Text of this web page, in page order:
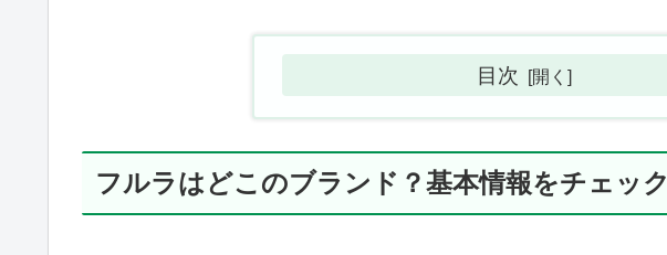
目次
フルラはどこのブランド？基本情報をチェック